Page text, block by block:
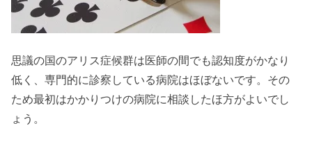
思議の国のアリス症候群は医師の間でも認知度がかなり
低く、専門的に診察している病院はほぼないです。その
ため最初はかかりつけの病院に相談したほ方がよいでし
ょう。